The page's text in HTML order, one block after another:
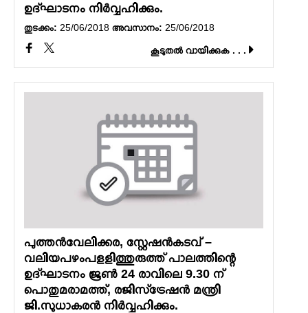
ഉദ്ഘാടനം നിര്‍വ്വഹിക്കും.
തുടക്കം: 25/06/2018 അവസാനം: 25/06/2018
കൂടുതല്‍ വായിക്കുക . . .
പുത്തന്‍വേലിക്കര, സ്റ്റേഷന്‍കടവ് –
വലിയപഴംപളളിത്തുരുത്ത് പാലത്തിന്റെ
ഉദ്ഘാടനം ജൂണ്‍ 24 രാവിലെ 9.30 ന്
പൊതുമരാമത്ത്, രജിസ്‌ട്രേഷന്‍ മന്ത്രി
ജി.സുധാകരന്‍ നിര്‍വ്വഹിക്കും.